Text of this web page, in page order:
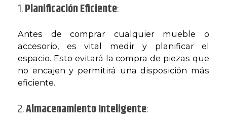
1.Planificación Eficiente:
Antes de comprar cualquier mueble o
accesorio, es vital medir y planificar el
espacio. Esto evitará la compra de piezas que
no encajen y permitirá una disposición más
eficiente.
2.Almacenamiento Inteligente: